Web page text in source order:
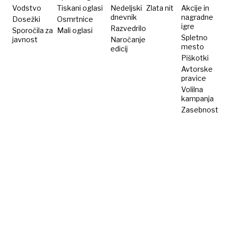
motivirani.''
Vodstvo
Dosežki
Sporočila za
javnost
Tiskani oglasi
Osmrtnice
Mali oglasi
Nedeljski
dnevnik
Razvedrilo
Naročanje
edicij
Zlata nit
Akcije in
nagradne
igre
Spletno
mesto
Piškotki
Avtorske
pravice
Volilna
kampanja
Zasebnost